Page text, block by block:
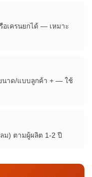
เครนยกได้ — เหมาะ
นาด/แบบลูกค้า + — ใช้
ม) ตามผู้ผลิต 1-2 ปี